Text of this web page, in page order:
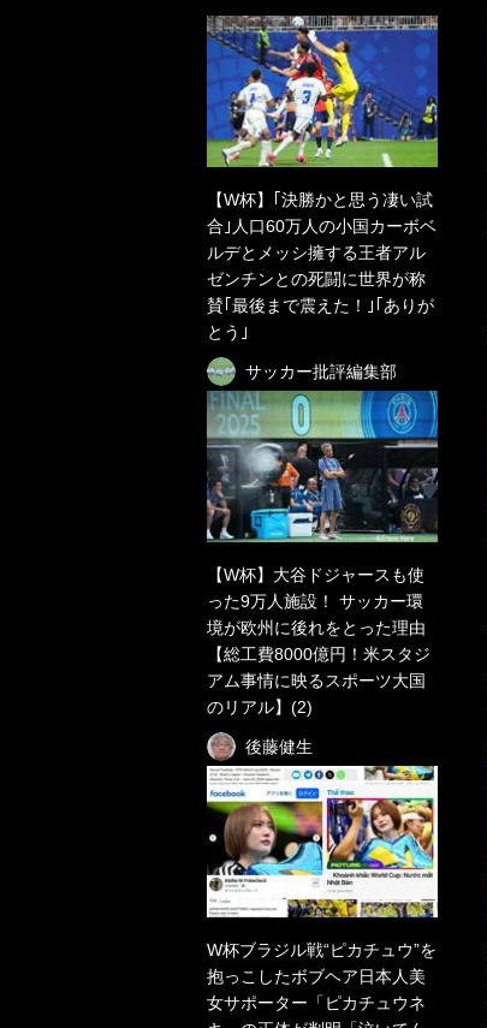
【W杯】｢決勝かと思う凄い試
合｣人口60万人の小国カーボベ
ルデとメッシ擁する王者アル
ゼンチンとの死闘に世界が称
賛｢最後まで震えた！｣｢ありが
とう｣
サッカー批評編集部
【W杯】大谷ドジャースも使
った9万人施設！ サッカー環
境が欧州に後れをとった理由
【総工費8000億円！米スタジ
アム事情に映るスポーツ大国
のリアル】(2)
後藤健生
W杯ブラジル戦“ピカチュウ”を
抱っこしたボブヘア日本人美
女サポーター「ピカチュウネ